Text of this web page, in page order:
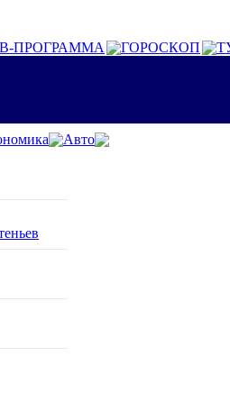
ПРОГРАММА ГОРОСКОП
Авто